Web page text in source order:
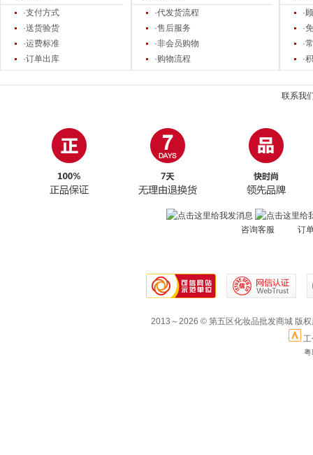
·支付方式
·送货验货
·运费标准
·订单出库
·代发货流程
·售后服务
·非会员购物
·购物流程
·
·
·
·
联系我
咨询客服 订
2013～2026 © 第五区化妆品批发商城 版
粤